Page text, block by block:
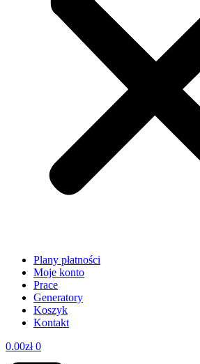
Plany płatności
Moje konto
Prace
Generatory
Koszyk
Kontakt
0.00zł 0